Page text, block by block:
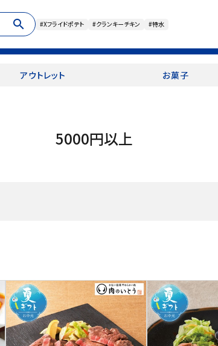
search #Xフライドポテト #クランキーチキン #特水
アウトレット お菓子
5000円以上